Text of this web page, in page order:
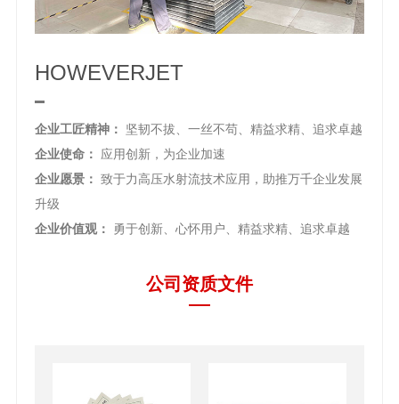
HOWEVERJET
企业工匠精神：
坚韧不拔、一丝不苟、精益求精、追求卓越
企业使命：
应用创新，为企业加速
企业愿景： 致于力高压水射流技术应用，助推万千企业发展
升级
企业价值观：
勇于创新、心怀用户、精益求精、追求卓越
公司资质文件